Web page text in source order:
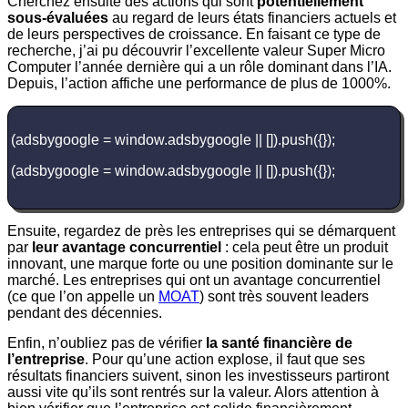
sous-évaluées au regard de leurs états financiers actuels et
de leurs perspectives de croissance. En faisant ce type de
recherche, j’ai pu découvrir l’excellente valeur Super Micro
Computer l’année dernière qui a un rôle dominant dans l’IA.
Depuis, l’action affiche une performance de plus de 1000%.
(adsbygoogle = window.adsbygoogle || []).push({});
(adsbygoogle = window.adsbygoogle || []).push({});
Ensuite, regardez de près les entreprises qui se démarquent
par leur avantage concurrentiel : cela peut être un produit
innovant, une marque forte ou une position dominante sur le
marché. Les entreprises qui ont un avantage concurrentiel
(ce que l’on appelle un MOAT) sont très souvent leaders
pendant des décennies.
Enfin, n’oubliez pas de vérifier la santé financière de
l’entreprise. Pour qu’une action explose, il faut que ses
résultats financiers suivent, sinon les investisseurs partiront
aussi vite qu’ils sont rentrés sur la valeur. Alors attention à